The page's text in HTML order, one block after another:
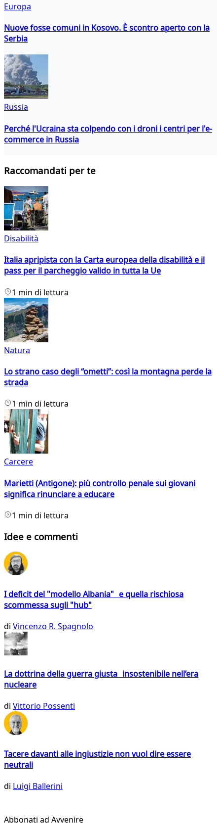
Europa
Nuove fosse comuni in Kosovo. È scontro aperto con la
Serbia
Russia
Perché l'Ucraina sta colpendo con i droni i centri per l'e-
commerce in Russia
Raccomandati per te
Disabilità
Italia apripista con la Carta europea della disabilità e il
pass per il parcheggio valido in tutta la Ue
1 min di lettura
Natura
Lo strano caso degli “ometti”: così la montagna perde la
strada
1 min di lettura
Carcere
Marietti (Antigone): più controllo penale sui giovani
significa rinunciare a educare
1 min di lettura
Idee e commenti
I deficit del "modello Albania" e quella rischiosa
scommessa sugli "hub"
di Vincenzo R. Spagnolo
La dottrina della guerra giusta insostenibile nell’era
nucleare
di Vittorio Possenti
Tacere davanti alle ingiustizie non vuol dire essere
neutrali
di Luigi Ballerini
Abbonati ad Avvenire